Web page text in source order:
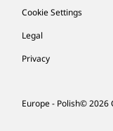
Cookie Settings
Legal
Privacy
Europe - Polish© 2026